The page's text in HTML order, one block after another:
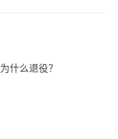
什么退役？